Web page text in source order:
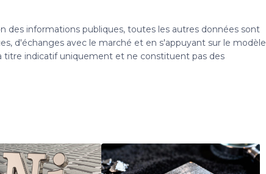
des informations publiques, toutes les autres données sont
d'échanges avec le marché et en s'appuyant sur le
titre indicatif uniquement et ne constituent pas des